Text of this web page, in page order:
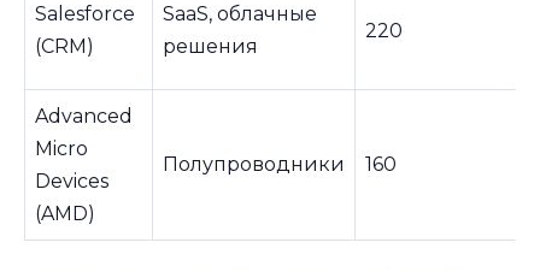
Salesforce
(CRM)
SaaS, облачные
решения
220
Advanced
Micro
Devices
(AMD)
Полупроводники 160